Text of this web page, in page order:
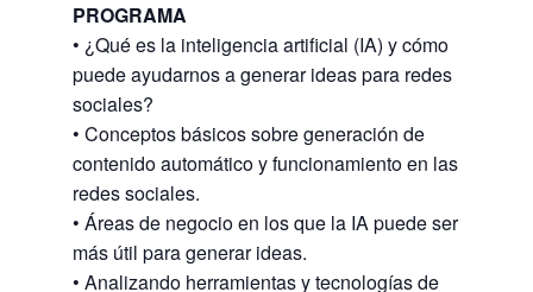
PROGRAMA
• ¿Qué es la inteligencia artificial (IA) y cómo
puede ayudarnos a generar ideas para redes
sociales?
• Conceptos básicos sobre generación de
contenido automático y funcionamiento en las
redes sociales.
• Áreas de negocio en los que la IA puede ser
más útil para generar ideas.
• Analizando herramientas y tecnologías de